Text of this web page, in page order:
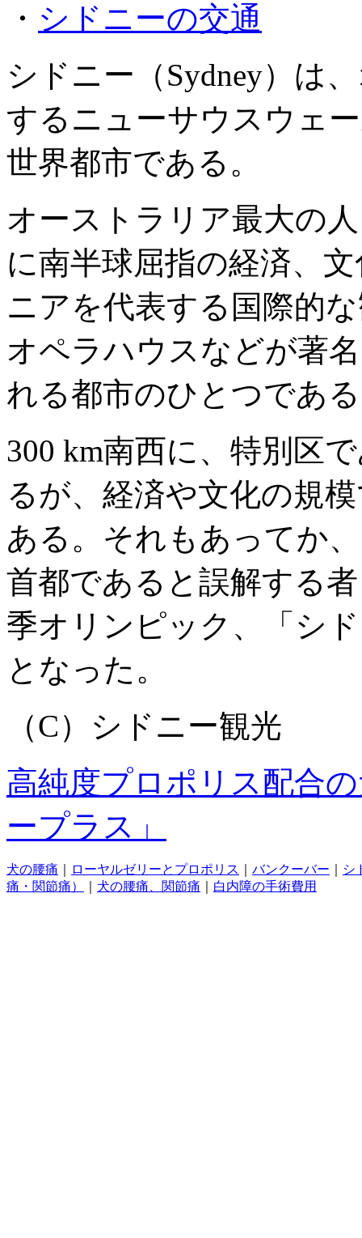
・ シドニーの交通
シドニー（Sydney）は
するニューサウスウェ
世界都市である。
オーストラリア最大の
に南半球屈指の経済、
ニアを代表する国際的
オペラハウスなどが著
れる都市のひとつであ
300 km南西に、特別区
るが、経済や文化の規
ある。それもあってか
首都であると誤解する
季オリンピック、「シ
となった。
（C）シドニー観光
高純度プロポリス配合
ープラス」
犬の腰痛 ローヤルゼリーとプロポリス バンクーバー
シ
痛・関節痛）
犬の腰痛、関節痛 白内障の手術費用